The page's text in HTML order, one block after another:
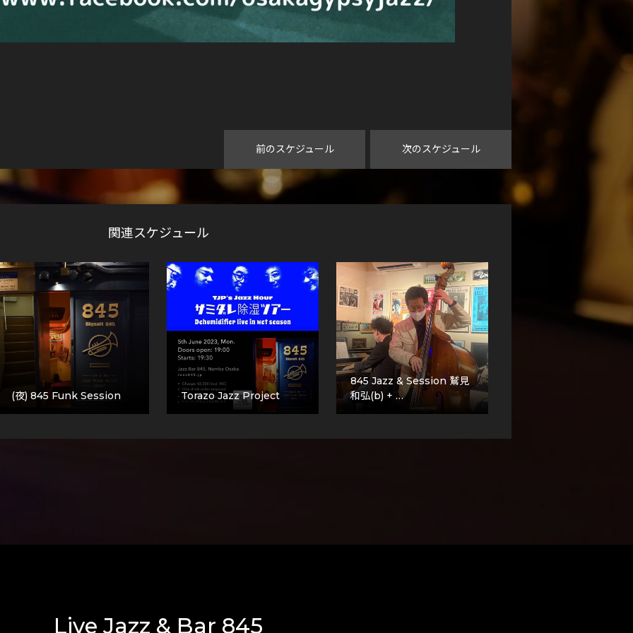
前のスケジュール 次のスケジュール
関連スケジュール
(夜) 845 Funk Session Torazo Jazz Project
845 Jazz & Session 鷲見
和弘(b) + …
Live Jazz & Bar 845